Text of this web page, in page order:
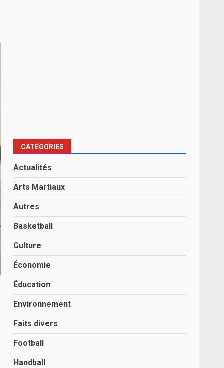
CATÉGORIES
Actualités
Arts Martiaux
Autres
Basketball
Culture
Économie
Éducation
Environnement
Faits divers
Football
Handball